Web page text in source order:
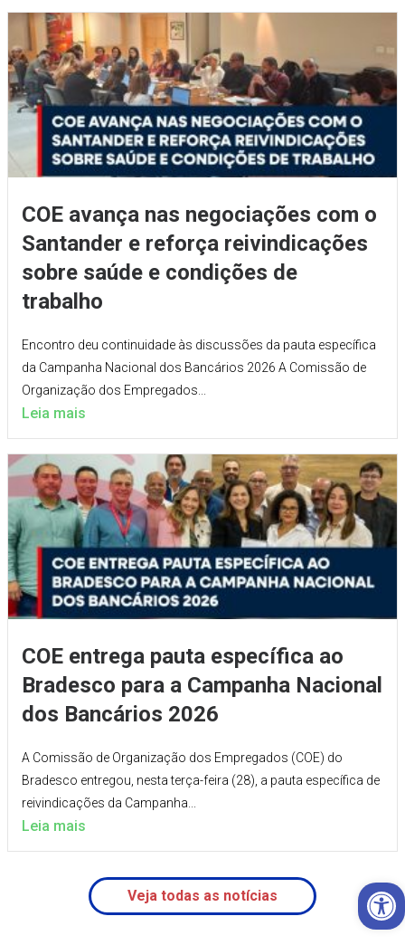
COE avança nas negociações com o
Santander e reforça reivindicações
sobre saúde e condições de
trabalho
Encontro deu continuidade às discussões da pauta específica
da Campanha Nacional dos Bancários 2026 A Comissão de
Organização dos Empregados...
Leia mais
COE entrega pauta específica ao
Bradesco para a Campanha Nacional
dos Bancários 2026
A Comissão de Organização dos Empregados (COE) do
Bradesco entregou, nesta terça-feira (28), a pauta específica de
reivindicações da Campanha...
Leia mais
Veja todas as notícias